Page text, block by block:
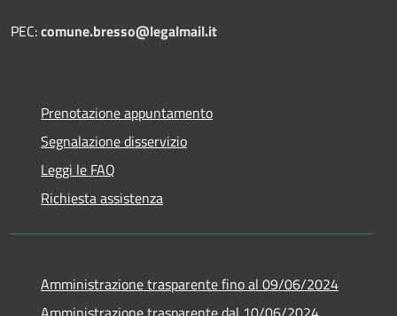
PEC:comune.bresso@legalmail.it
Prenotazione appuntamento
Segnalazione disservizio
Leggi le FAQ
Richiesta assistenza
Amministrazione trasparente fino al 09/06/2024